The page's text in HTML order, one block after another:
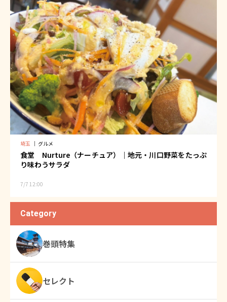
埼玉 ｜ グルメ
食堂 Nurture（ナーチュア）｜地元・川口野菜をたっぷ
り味わうサラダ
7/7 12:00
Category
巻頭特集
セレクト